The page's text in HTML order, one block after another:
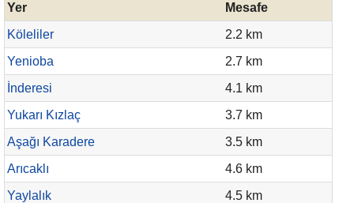
Yer
Mesafe
Köleliler
2.2 km
Yenioba
2.7 km
İnderesi
4.1 km
Yukarı Kızlaç
3.7 km
Aşağı Karadere
3.5 km
Arıcaklı
4.6 km
Yaylalık
4.5 km